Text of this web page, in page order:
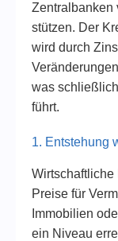
Zentralbanken
stützen. Der
wird durch
was
führt.
1. Entstehung
Preise für
Immobilien
ein Niveau